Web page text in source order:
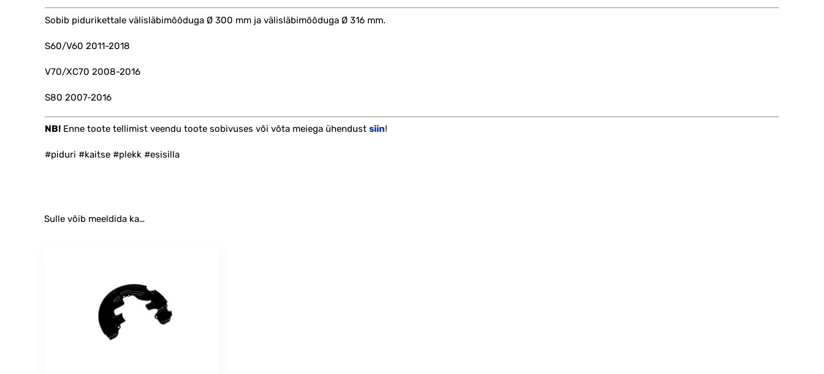
Sobib pidurikettale välisläbimõõduga Ø 300 mm ja välisläbimõõduga Ø 316 mm.
S60/V60 2011-2018
V70/XC70 2008-2016
S80 2007-2016
NB! Enne toote tellimist veendu toote sobivuses või võta meiega ühendust siin!
#piduri #kaitse #plekk #esisilla
Sulle võib meeldida ka…